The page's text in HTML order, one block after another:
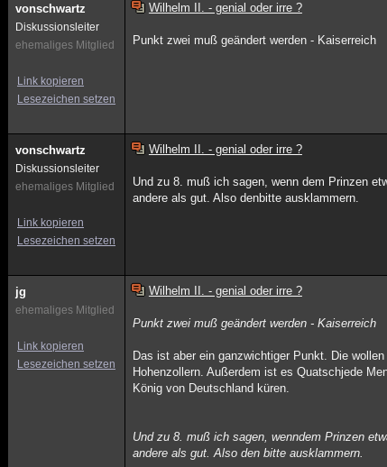
vonschwartz
Diskussionsleiter
ehemaliges Mitglied
Link kopieren
Lesezeichen setzen
Wilhelm II. - genial oder irre ?
Punkt zwei muß geändert werden - Kaiserreich
vonschwartz
Diskussionsleiter
ehemaliges Mitglied
Link kopieren
Lesezeichen setzen
Wilhelm II. - genial oder irre ?
Und zu 8. muß ich sagen, wenn dem Prinzen
andere als gut. Also denbitte ausklammern.
jg
ehemaliges Mitglied
Link kopieren
Lesezeichen setzen
Wilhelm II. - genial oder irre ?
Punkt zwei muß geändert werden - Kaiserreich
Das ist aber ein ganzwichtiger Punkt. Die
Hohenzollern. Außerdem ist es Quatschjede
König von Deutschland küren.
Und zu 8. muß ich sagen, wenndem Prinzen
andere als gut. Also den bitte ausklammern.